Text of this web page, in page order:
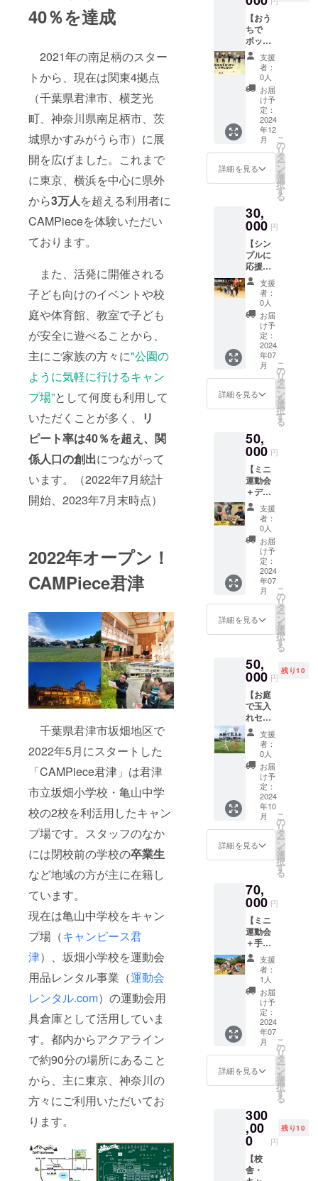
40％を達成
2021年の南足柄のスター
トから、現在は関東4拠点
（千葉県君津市、横芝光
町、神奈川県南足柄市、茨
城県かすみがうら市）に展
開を広げました。これまで
に東京、横浜を中心に県外
から3万人を超える利用者に
CAMPieceを体験いただい
ております。
また、活発に開催される
子ども向けのイベントや校
庭や体育館、教室で子ども
が安全に遊べることから、
主にご家族の方々に"公園の
ように気軽に行けるキャン
プ場”として何度も利用して
いただくことが多く、
リ
ピート率は40％を超え、 関
係人口の創出につながって
います。（2022年7月統計
開始、2023年7月末時点）
2022年オープン！
CAMPiece君津
千葉県君津市坂畑地区で
2022年5月にスタートした
「CAMPiece君津」は君津
市立坂畑小学校・亀山中学
校の2校を利活用したキャン
プ場です。スタッフのなか
には閉校前の学校の卒業生
など地域の方が主に在籍し
ています。
現在は亀山中学校をキャン
プ場（キャンピース君
津）、坂畑小学校を運動会
用品レンタル事業（運動会
レンタル.com）の運動会用
具倉庫として活用していま
す。都内からアクアライン
で約90分の場所にあること
から、主に東京、神奈川の
方々にご利用いただいてお
ります。
グラム
は「お
礼メッ
セージ
付きハ
チマキ
＋BBQ
キャン
プ体験
付」購
入者が
対象で
す。 ※
最大100
名の運
動会で
す。100
の場合
は、複
数日程
に分け
て開催
しま
す。
合 14時
～ 運
動会 16
時
閉会
式 ※
交通費
は自己
負担と
なりま
す。
※17時以
降の
BBQ＋
キャン
ププロ
グラム
礼メッ
セージ
付きハ
チマキ
＋BBQ
キャン
プ体験
付」購
入者が
対象で
す。 ※
最大100
名の運
動会で
す。100
名以上
の場合
は、複
数日程
て開催
しま
す。
プがで
きま
す。 開
催日：
2024年
10月 開
催地：
〒292-
0532 千
葉県君
津市坂
畑２２
キャ
ンピー
ンド
（雨天
時は体
育館）
申込方
法：支
援者の
方に
URLを
お送り
します
プログ
ラム：
13時
～ 受
合 14時
～ 運
時
閉会式
17時
～
BBQ 19
時～
キャン
プファ
イヤー
20時
～ 自
由時間
翌10
時
チェッ
クアウ
ト ※交
通費は
自己負
りま
す。
※17時以
降のプ
ログラ
ムは
「メッ
セージ
付きは
ちまき
＋BBQ
キャン
プ付」
購入者
のみの
参加と
なりま
す。 ※
宿泊場
てキャ
ンピー
ス君津
の
BBQ、
キャン
プサイ
トをご
利用い
ただけ
ます。
BBQ用
品、
キャン
プ用品
はご持
参くだ
さい ※
最大100
動会で
す。100
名以上
の場合
は、複
数日程
選択く
ださ
い。 ハ
チマキ1
枚につ
き参加
資格は1
名です
（お子
様は1名
まで同
可）。
プで参
加する
のハチ
マキを
ご購入
くださ
い。 運
動会の
あとは
BBQ（
地元の
お肉屋
さん、
地元野
菜を提
供）と
プがで
きま
2024年
10月 開
催地：
〒292-
0532 千
葉県君
津市坂
畑２２
３−１
キャ
ンピー
ス君津
グラウ
ンド
時は体
育館）
法：支
援者の
方に
URLを
お送り
します
プログ
ラム：
13時
～ 受
付・集
合 14時
～ 運
動会 16
時
閉会式
17時
～
BBQ 19
キャン
プファ
イヤー
20時
～ 自
由時間
※交通費
は自己
負担と
なりま
す。
※17時以
降のプ
ログラ
ムは
「お礼
メッ
セージ
付きは
＋BBQ
キャン
プ付」
購入者
のみの
参加と
載期間
2023年
9月～
2025年
スタッ
フが実
際の運
動会現
場で着
用して
いるポ
ロシャ
（黒）
とお礼
メッ
セージ
付きハ
チマキ
ロシャ
ツ：UV
ト・吸
汗速乾
ドライ
メッ
シュ サ
イズ：S
～LLサ
イズ
（男女
兼用）
ハチマ
キには
2024年
10月に
キャン
プ場利
用者×地
域住民
の合同
大運動
会」の
参加資
格がつ
いてい
ます。
参加し
ない場
合は
「参加
い」を
選択く
チマキ1
枚につ
き参加
資格は1
名です
（お子
様は1名
まで同
可）。
グルー
プで参
加する
場合は
マキを
ご購入
動会の
あとは
BBQ（
地元の
お肉屋
さん、
地元野
菜を提
供）と
校庭
キャン
プがで
きま
す。 開
催日：
10月 開
催地：
0532 千
葉県君
津市坂
畑２２
３−１
キャ
【おう
ちで
ボッ
チャ
セッ
ト】※レ
ンタル
品 パラ
スポー
ツで人
気の
ボッ
チャ
ボール
セット
しま
す。 日
本ボッ
チャ協
会公認
球でや
わらか
仕様で
容：
ジャッ
クボー
ル×1
赤・青
ボール
×6 有効
期限：
9月 レ
ンタル
週間
（有効
期限の
期間か
らお選
びくだ
さい）
注文方
法：弊
社サイ
ト「運
動会レ
ンタ
ル.com
ドをご
入力い
ただき
ご注文
いただ
けま
す。 返
送方
法：指
定の配
送業者
をご利
用くだ
さい 往
復送
料
支援
者：
0人
お届
け予
定：
2024
年12
月
詳細を見る
こ
の
リ
タ
ー
ン
を
選
択
す
る
30,
000 円
【シン
プルに
応援
（ス
テッ
カー
付）】
運動会
屋の活
動その
ものを
応援す
る3万円
コー
ス。プ
成功す
るため
の資金
に使わ
せてい
ただき
ます。
支援い
ただい
た方に
はお礼
メッ
セージ
とキャ
ンピー
ス君津
ステッ
す。
支援
者：
0人
お届
け予
定：
2024
年07
月
詳細を見る
こ
の
リ
タ
ー
ン
を
選
択
す
る
50,
000 円
【ミニ
運動会
＋デイ
キャン
プ
BBQ】
お好き
な競技2
競技の
運営と
地元食
材を中
心とし
たBBQ
セット4
しま
す。
セット
内容 ・
タープ
・ＢＢ
Ｑグリ
ル、焚
き火
台、
薪、着
火剤 ・
ＢＢＱ
食材
（地元
野菜、
地元の
≪ミニ
運動会
て≫ お
好きな
競技を
スタッ
フ1名が
サポー
トして
運営し
ます。
ご家
族、ご
友人と
遊ぶこ
とがで
5m玉入
れ ・綱
引き ・
競走 ・
大玉転
支援
者：
0人
お届
け予
定：
2024
年07
月
詳細を見る
こ
の
リ
タ
ー
ン
を
選
択
す
る
50,
000 円
残り10
【お庭
で玉入
れセッ
ト】※レ
ンタル
品 運動
会の定
番、玉
入れが
自宅の
庭など
ででき
るセッ
トをお
送りい
入れカ
ゴは自
社開発
の製品
で、一
般的に
使われ
ている
玉入れ
かごの
1.5倍以
上の高
さで玉
入れが
できる
人気商
品で
下記の
通り ・
玉入れ
カゴ
赤
(5m)×1
支援
者：
0人
お届
け予
定：
2024
年10
月
詳細を見る
こ
の
リ
タ
ー
ン
を
選
択
す
る
70,
000 円
【ミニ
運動会
＋手ぶ
らキャ
ンプ】
キャン
プサイ
トで1泊
するた
めの手
ぶら
キャン
プ1泊
セッ
ト。
ミニ運
動会 ・
キャン
プサイ
ト利用
・テン
支援
者：
1人
お届
け予
定：
2024
年07
月
詳細を見る
こ
の
リ
タ
ー
ン
を
選
択
す
る
300
,00
0 円
残り10
【校
舎・